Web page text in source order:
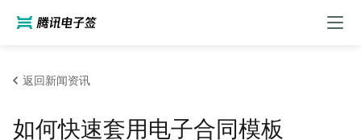
返回新闻资讯
如何快速套用电子合同模板